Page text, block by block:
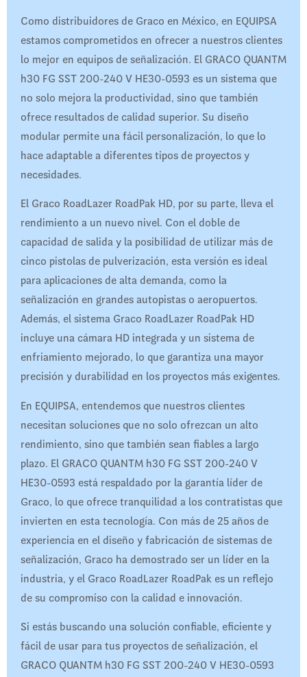
Como distribuidores de Graco en México, en EQUIPSA
estamos comprometidos en ofrecer a nuestros clientes
lo mejor en equipos de señalización. El GRACO QUANTM
h30 FG SST 200-240 V HE30-0593 es un sistema que
no solo mejora la productividad, sino que también
ofrece resultados de calidad superior. Su diseño
modular permite una fácil personalización, lo que lo
hace adaptable a diferentes tipos de proyectos y
necesidades.
El Graco RoadLazer RoadPak HD, por su parte, lleva el
rendimiento a un nuevo nivel. Con el doble de
capacidad de salida y la posibilidad de utilizar más de
cinco pistolas de pulverización, esta versión es ideal
para aplicaciones de alta demanda, como la
señalización en grandes autopistas o aeropuertos.
Además, el sistema Graco RoadLazer RoadPak HD
incluye una cámara HD integrada y un sistema de
enfriamiento mejorado, lo que garantiza una mayor
precisión y durabilidad en los proyectos más exigentes.
En EQUIPSA, entendemos que nuestros clientes
necesitan soluciones que no solo ofrezcan un alto
rendimiento, sino que también sean fiables a largo
plazo. El GRACO QUANTM h30 FG SST 200-240 V
HE30-0593 está respaldado por la garantía líder de
Graco, lo que ofrece tranquilidad a los contratistas que
invierten en esta tecnología. Con más de 25 años de
experiencia en el diseño y fabricación de sistemas de
señalización, Graco ha demostrado ser un líder en la
industria, y el Graco RoadLazer RoadPak es un reflejo
de su compromiso con la calidad e innovación.
Si estás buscando una solución confiable, eficiente y
fácil de usar para tus proyectos de señalización, el
GRACO QUANTM h30 FG SST 200-240 V HE30-0593